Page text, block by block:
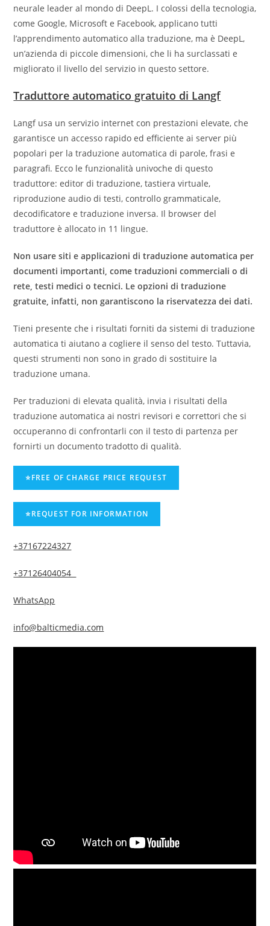
neurale leader al mondo di DeepL. I colossi della tecnologia,
come Google, Microsoft e Facebook, applicano tutti
l’apprendimento automatico alla traduzione, ma è DeepL,
un’azienda di piccole dimensioni, che li ha surclassati e
migliorato il livello del servizio in questo settore.
Traduttore automatico gratuito di Langf
Langf usa un servizio internet con prestazioni elevate, che
garantisce un accesso rapido ed efficiente ai server più
popolari per la traduzione automatica di parole, frasi e
paragrafi. Ecco le funzionalità univoche di questo
traduttore: editor di traduzione, tastiera virtuale,
riproduzione audio di testi, controllo grammaticale,
decodificatore e traduzione inversa. Il browser del
traduttore è allocato in 11 lingue.
Non usare siti e applicazioni di traduzione automatica per
documenti importanti, come traduzioni commerciali o di
rete, testi medici o tecnici. Le opzioni di traduzione
gratuite, infatti, non garantiscono la riservatezza dei dati.
Tieni presente che i risultati forniti da sistemi di traduzione
automatica ti aiutano a cogliere il senso del testo. Tuttavia,
questi strumenti non sono in grado di sostituire la
traduzione umana.
Per traduzioni di elevata qualità, invia i risultati della
traduzione automatica ai nostri revisori e correttori che si
occuperanno di confrontarli con il testo di partenza per
fornirti un documento tradotto di qualità.
+37167224327
+37126404054
WhatsApp
info@balticmedia.com